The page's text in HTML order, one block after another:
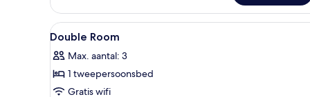
kamer
Alle
foto's
voor
Double
Room
Een kamer met een rode
10
Double Room
Max. aantal: 3
1 tweepersoonsbed
Gratis wifi